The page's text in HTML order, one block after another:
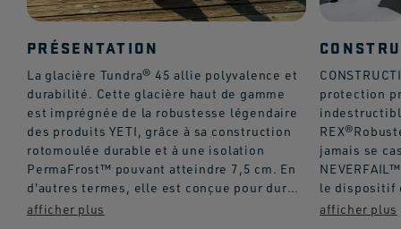
PRÉSENTATION
La glacière Tundra® 45 allie polyvalence et
durabilité. Cette glacière haut de gamme
est imprégnée de la robustesse légendaire
des produits YETI, grâce à sa construction
rotomoulée durable et à une isolation
PermaFrost™ pouvant atteindre 7,5 cm. En
d'autres termes, elle est conçue pour durer
et gardera vos produits au frais même sous
protection
jamais se
le dispositif
charnière de